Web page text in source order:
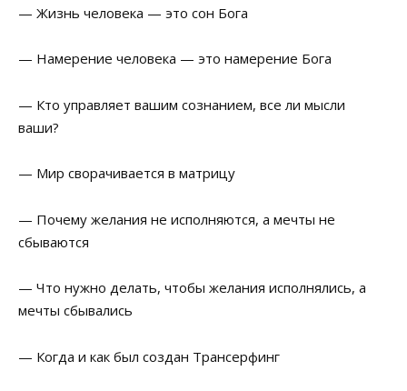
— Жизнь человека — это сон Бога
— Намерение человека — это намерение Бога
— Кто управляет вашим сознанием, все ли мысли
ваши?
— Мир сворачивается в матрицу
— Почему желания не исполняются, а мечты не
сбываются
— Что нужно делать, чтобы желания исполнялись, а
мечты сбывались
— Когда и как был создан Трансерфинг